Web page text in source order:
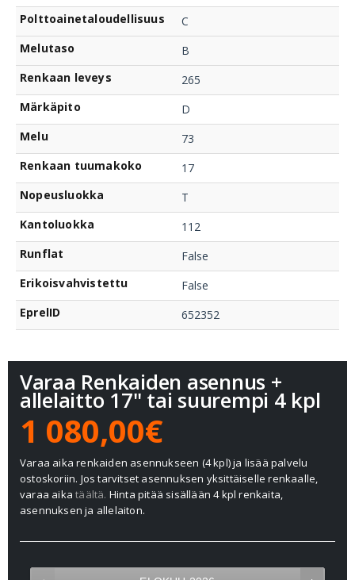
Polttoainetaloudellisuus
C
Melutaso
B
Renkaan leveys
265
Märkäpito
D
Melu
73
Renkaan tuumakoko
17
Nopeusluokka
T
Kantoluokka
112
Runflat
False
Erikoisvahvistettu
False
EprelID
652352
Varaa Renkaiden asennus +
allelaitto 17" tai suurempi 4 kpl
1 080,00€
Varaa aika renkaiden asennukseen (4 kpl) ja lisää palvelu
ostoskoriin. Jos tarvitset asennuksen yksittäiselle renkaalle,
varaa aikatäältä. Hinta pitää sisällään 4 kpl renkaita,
asennuksen ja allelaiton.